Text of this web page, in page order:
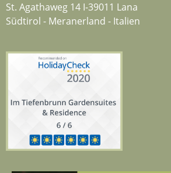
St. Agathaweg 14 I-39011 Lana
Südtirol - Meranerland - Italien